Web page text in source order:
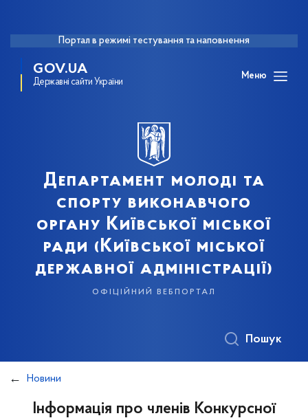
Портал в режимі тестування та наповнення
GOV.UA
Державні сайти України
Меню
Департамент молоді та
спорту виконавчого
органу Київської міської
ради (Київської міської
державної адміністрації)
офіційний вебпортал
Пошук
Новини
Інформація про членів Конкурсної